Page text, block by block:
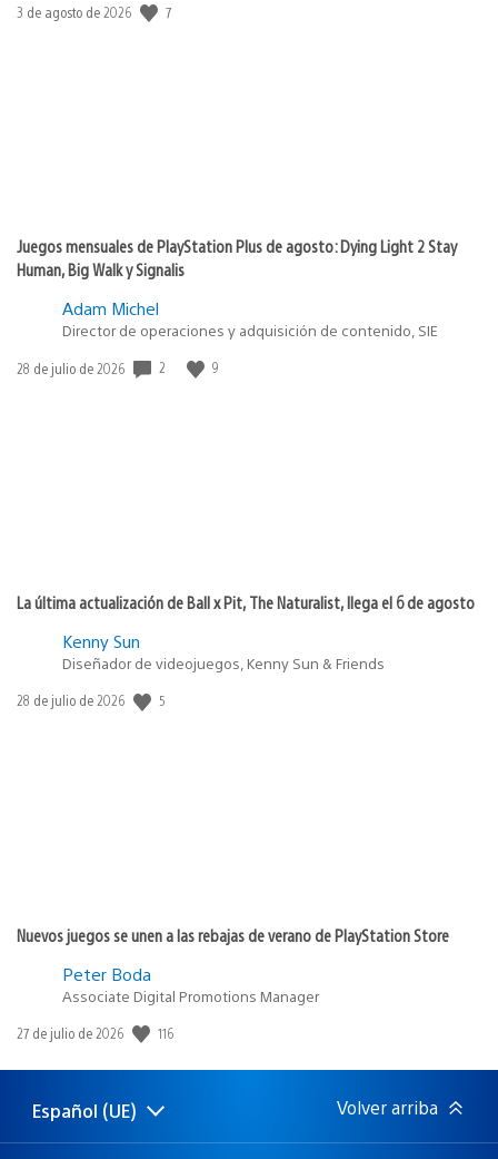
Fecha
3 de agosto de 2026 7
Juegos mensuales de PlayStation Plus de agosto: Dying Light 2 Stay
Human, Big Walk y Signalis
Adam Michel
Director de operaciones y adquisición de contenido, SIE
Fecha
28 de julio de 2026 2 9
La última actualización de Ball x Pit, The Naturalist, llega el 6 de agosto
Kenny Sun
Diseñador de videojuegos, Kenny Sun & Friends
Fecha
28 de julio de 2026 5
Nuevos juegos se unen a las rebajas de verano de PlayStation Store
Peter Boda
Associate Digital Promotions Manager
Fecha
publicación:
27 de julio de 2026 116
Selecciona
una
Región
actual:
Español (UE) Volver arriba